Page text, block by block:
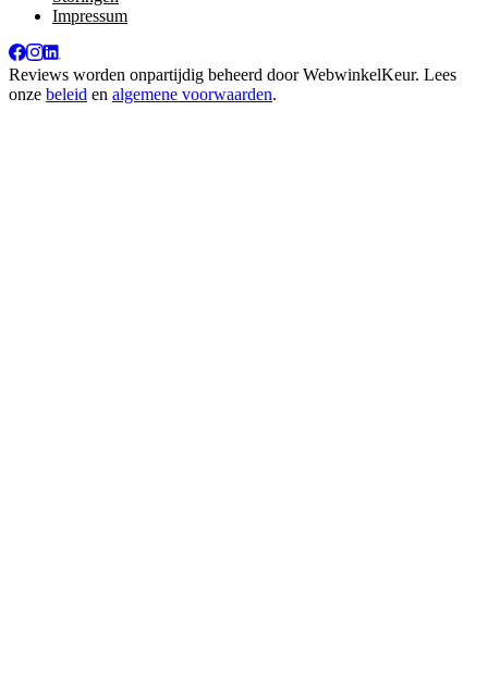
Impressum
Reviews worden onpartijdig beheerd doorWebwinkelKeur. Lees
onze beleid en algemene voorwaarden.